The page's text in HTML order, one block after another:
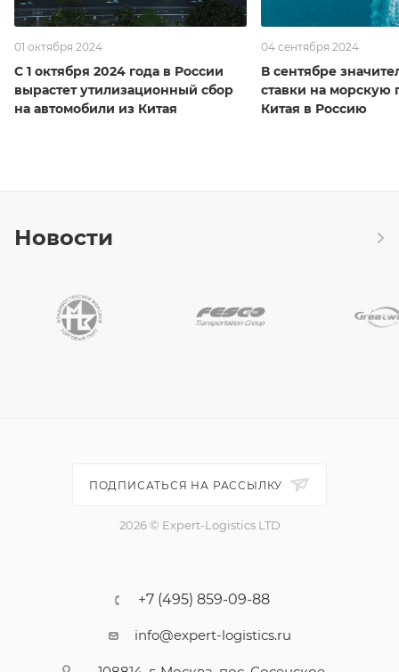
01 октября 2024
С 1 октября 2024 года в России
вырастет утилизационный сбор
на автомобили из Китая
04 сентября 2024
В сентябре
ставки на морскую
Китая в Россию
Новости
ПОДПИСАТЬСЯ НА РАССЫЛКУ
2026 © Expert-Logistics LTD
+7 (495) 859-09-88
info@expert-logistics.ru